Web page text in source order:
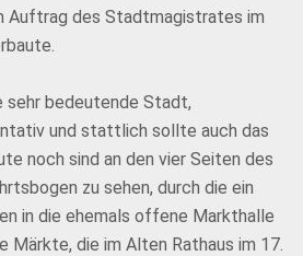
Auftrag des Stadtmagistrates im
sehr bedeutende Stadt,
und stattlich sollte auch das
noch sind an den vier Seiten des
zu sehen, durch die ein
in die ehemals offene Markthalle
Märkte, die im Alten Rathaus im 17.